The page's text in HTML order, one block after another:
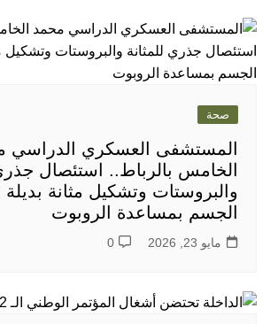
صحة
المستشفى العسكري الدراسي
الخامس بالرباط.. استئصال
والبروستات وتشكيل مثانة
الجسم بمساعدة الروبوت
مايو 23, 2026 0